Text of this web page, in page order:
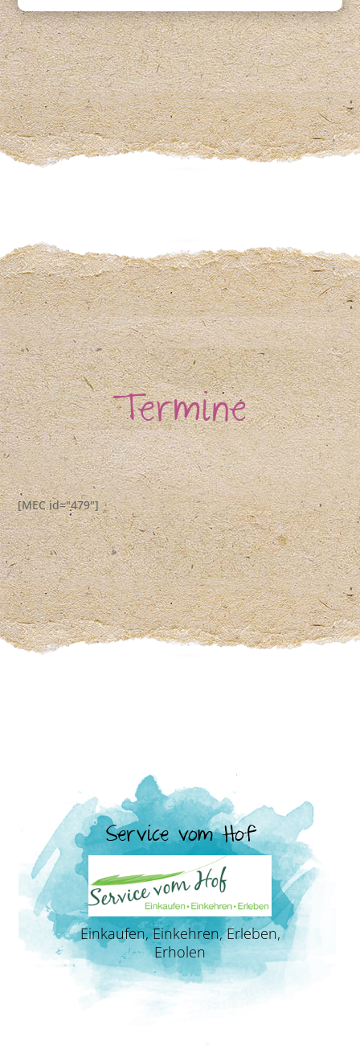
Termine
[MEC id="479"]
Service vom Hof
Einkaufen, Einkehren, Erleben,
Erholen